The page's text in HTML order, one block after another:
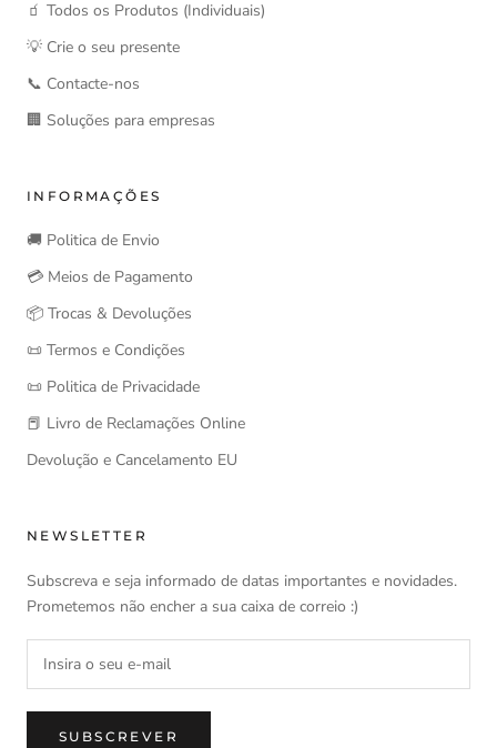
🧃 Todos os Produtos (Individuais)
💡 Crie o seu presente
📞 Contacte-nos
🏢 Soluções para empresas
INFORMAÇÕES
🚚 Politica de Envio
💳 Meios de Pagamento
📦 Trocas & Devoluções
📜 Termos e Condições
📜 Politica de Privacidade
📕 Livro de Reclamações Online
Devolução e Cancelamento EU
NEWSLETTER
Subscreva e seja informado de datas importantes e novidades.
Prometemos não encher a sua caixa de correio :)
SUBSCREVER